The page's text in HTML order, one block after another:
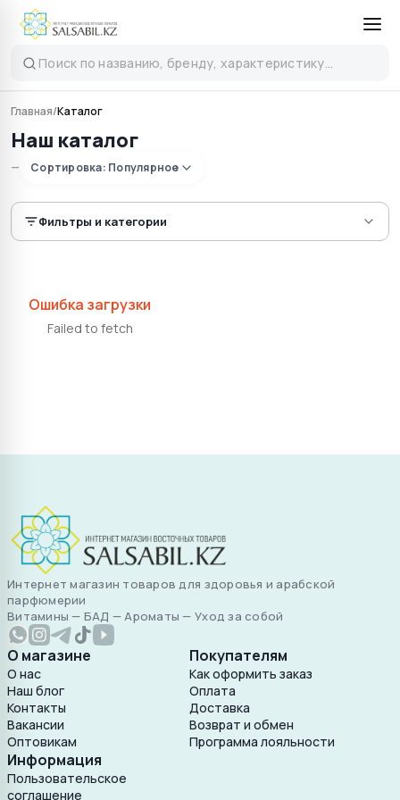
Главная/Каталог
Наш каталог
— Сортировка: Популярное
Фильтры и категории
Ошибка загрузки
Failed to fetch
Интернет магазин товаров для здоровья и арабской
парфюмерии
Витамины — БАД — Ароматы — Уход за собой
О магазине
О нас
Наш блог
Контакты
Вакансии
Оптовикам
Покупателям
Как оформить заказ
Оплата
Доставка
Возврат и обмен
Программа лояльности
Информация
Пользовательское
соглашение